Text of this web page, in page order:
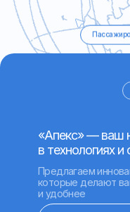
«Апекс» — ваш
в технологиях и
Предлагаем
которые делают
и удобнее